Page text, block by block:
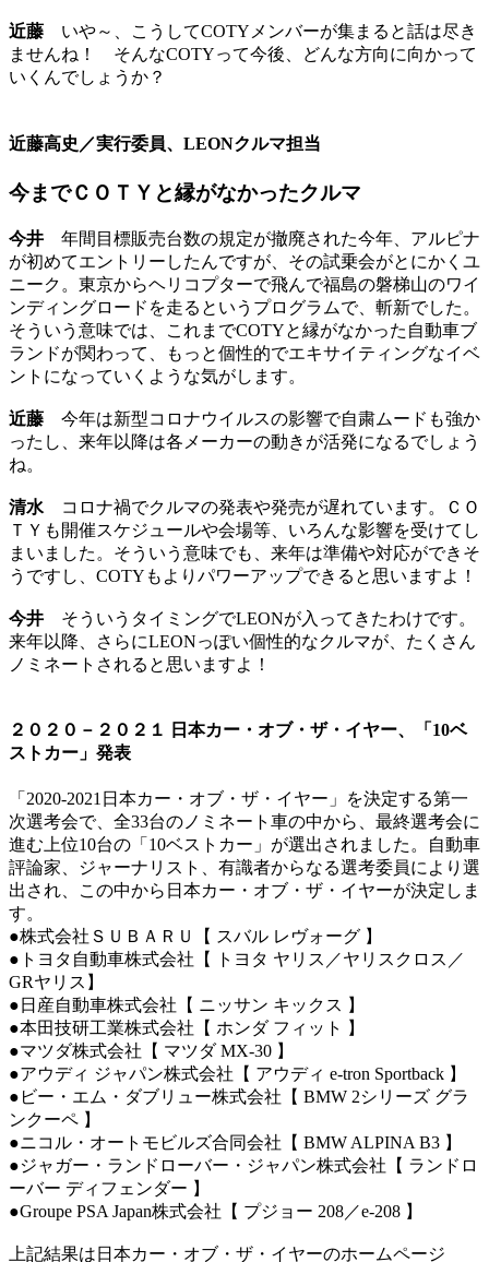
近藤 いや～、こうしてCOTYメンバーが集まると話は尽き
ませんね！ そんなCOTYって今後、どんな方向に向かって
いくんでしょうか？
近藤高史／実行委員、LEONクルマ担当
今までＣＯＴＹと縁がなかったクルマ
今井 年間目標販売台数の規定が撤廃された今年、アルピナ
が初めてエントリーしたんですが、その試乗会がとにかくユ
ニーク。東京からヘリコプターで飛んで福島の磐梯山のワイ
ンディングロードを走るというプログラムで、斬新でした。
そういう意味では、これまでCOTYと縁がなかった自動車ブ
ランドが関わって、もっと個性的でエキサイティングなイベ
ントになっていくような気がします。
近藤 今年は新型コロナウイルスの影響で自粛ムードも強か
ったし、来年以降は各メーカーの動きが活発になるでしょう
ね。
清水 コロナ禍でクルマの発表や発売が遅れています。ＣＯ
ＴＹも開催スケジュールや会場等、いろんな影響を受けてし
まいました。そういう意味でも、来年は準備や対応ができそ
うですし、COTYもよりパワーアップできると思いますよ！
今井 そういうタイミングでLEONが入ってきたわけです。
来年以降、さらにLEONっぽい個性的なクルマが、たくさん
ノミネートされると思いますよ！
２０２０－２０２１ 日本カー・オブ・ザ・イヤー、「10ベ
ストカー」発表
「2020-2021日本カー・オブ・ザ・イヤー」を決定する第一
次選考会で、全33台のノミネート車の中から、最終選考会に
進む上位10台の「10ベストカー」が選出されました。自動車
評論家、ジャーナリスト、有識者からなる選考委員により選
出され、この中から日本カー・オブ・ザ・イヤーが決定しま
す。
●株式会社ＳＵＢＡＲＵ【 スバル レヴォーグ 】
●トヨタ自動車株式会社【 トヨタ ヤリス／ヤリスクロス／
GRヤリス】
●日産自動車株式会社【 ニッサン キックス 】
●本田技研工業株式会社【 ホンダ フィット 】
●マツダ株式会社【 マツダ MX-30 】
●アウディ ジャパン株式会社【 アウディ e-tron Sportback 】
●ビー・エム・ダブリュー株式会社【 BMW 2シリーズ グラ
ンクーペ 】
●ニコル・オートモビルズ合同会社【 BMW ALPINA B3 】
●ジャガー・ランドローバー・ジャパン株式会社【 ランドロ
ーバー ディフェンダー 】
●Groupe PSA Japan株式会社【 プジョー 208／e-208 】
上記結果は日本カー・オブ・ザ・イヤーのホームページ